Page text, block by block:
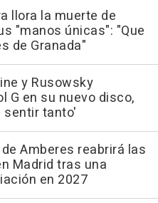
llora la muerte de
"manos únicas": "Que
de Granada"
y Rusowsky
G en su nuevo disco,
sentir tanto'
Amberes reabrirá las
Madrid tras una
en 2027